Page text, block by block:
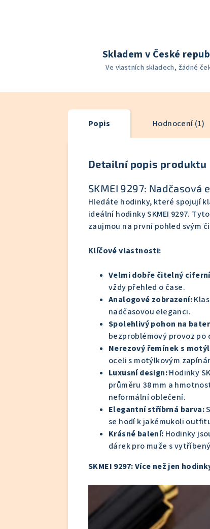
Skladem v České
Ve vlastních skladech, žádné
Popis Hodnocení (1)
Detailní popis produktu
SKMEI 9297:
Hledáte hodinky, které spojují
ideální hodinky SKMEI 9297.
zaujmou na první pohled svým
Klíčové vlastnosti:
Velmi dobře čitelný
vždy přehled o čase.
Analogové zobrazení:
nadčasovou eleganci.
Spolehlivý pohon na
bezproblémový provoz po
Nerezový řemínek s
oceli s motýlkovým
Luxusní design:Hodinky
průměru 38 mm a
neformální oblečení.
Elegantní stříbrná barva:
se hodí k jakémukoli
Krásné balení: Hodinky
dárek pro muže s
SKMEI 9297: Více než jen